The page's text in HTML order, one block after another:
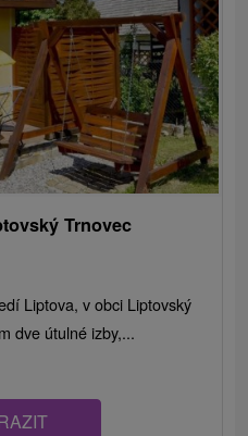
Trnovec
Liptova, v obci Liptovský
dve útulné izby,...